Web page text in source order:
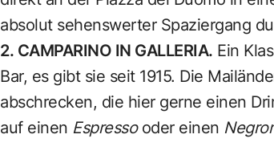
absolut sehenswerter Spaziergang
2. CAMPARINO IN GALLERIA. Ein
Bar, es gibt sie seit 1915. Die
abschrecken, die hier gerne einen
auf einen Espresso oder einen